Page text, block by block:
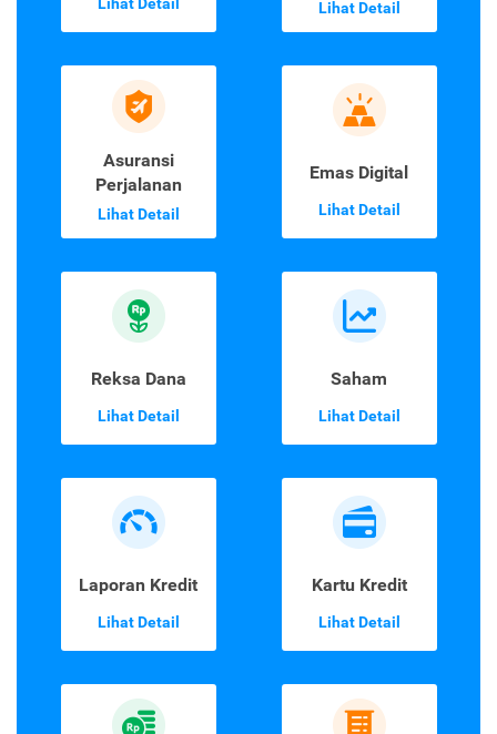
Lihat Detail Lihat Detail
Asuransi
Perjalanan
Lihat Detail
Emas Digital
Lihat Detail
Reksa Dana
Lihat Detail
Saham
Lihat Detail
Laporan Kredit
Lihat Detail
Kartu Kredit
Lihat Detail